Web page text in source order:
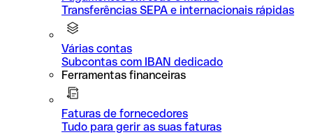
Transferências SEPA e internacionais rápidas
Várias contas
Subcontas com IBAN dedicado
Ferramentas financeiras
Faturas de fornecedores
Tudo para gerir as suas faturas